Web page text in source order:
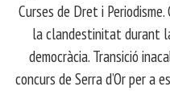
Curses de Dret i
la clandestinitat durant
democràcia. Transició
concurs de Serra d’Or per a